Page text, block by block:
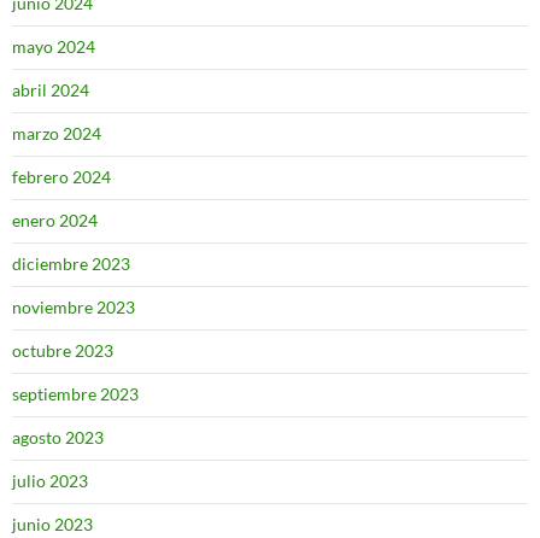
mayo 2024
abril 2024
marzo 2024
febrero 2024
enero 2024
diciembre 2023
noviembre 2023
octubre 2023
septiembre 2023
agosto 2023
julio 2023
junio 2023